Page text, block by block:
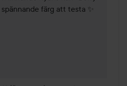
färg att testa ✨